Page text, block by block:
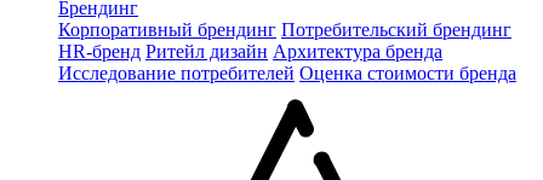
Брендинг
Корпоративный брендинг Потребительский брендинг
НR-бренд Ритейл дизайн Архитектура бренда
Исследование потребителей Оценка стоимости бренда